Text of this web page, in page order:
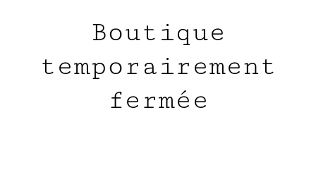
Boutique
temporairement
fermée